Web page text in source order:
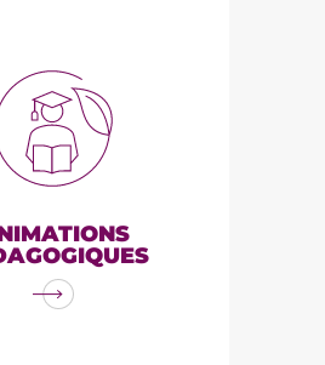
pédagogiques et
fermes auprès de
(lycées, collèges,
maternels) et public
Sensibilisation
en lien avec
et la santé.
de projets
avec des